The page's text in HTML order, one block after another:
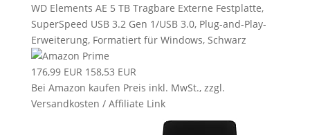
WD Elements AE 5 TB Tragbare Externe Festplatte,
SuperSpeed USB 3.2 Gen 1/USB 3.0, Plug-and-Play-
Erweiterung, Formatiert für Windows, Schwarz
176,99 EUR 158,53 EUR
Bei Amazon kaufen Preis inkl. MwSt., zzgl.
Versandkosten / Affiliate Link